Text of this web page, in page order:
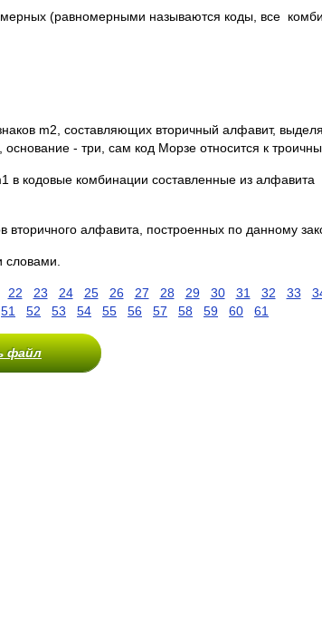
(равномерными называются коды, все
m2, составляющих вторичный алфавит,
- три, сам код Морзе относится к
кодовые комбинации составленные из
алфавита, построенных по данному
22 23 24 25 26 27 28 29 30 31 32 33
51 52 53 54 55 56 57 58 59 60 61
файл